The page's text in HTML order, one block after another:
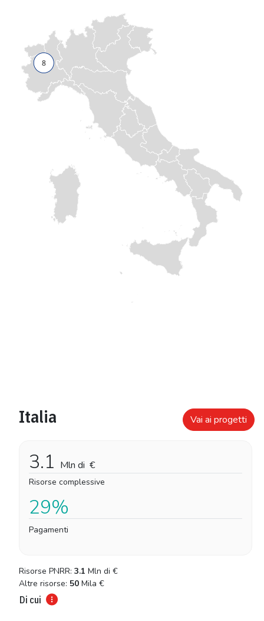
Italia Vai ai progetti
3.1 Mln di €
Risorse complessive
29%
Pagamenti
Risorse PNRR: 3.1 Mln di €
Altre risorse: 50 Mila €
Di cui